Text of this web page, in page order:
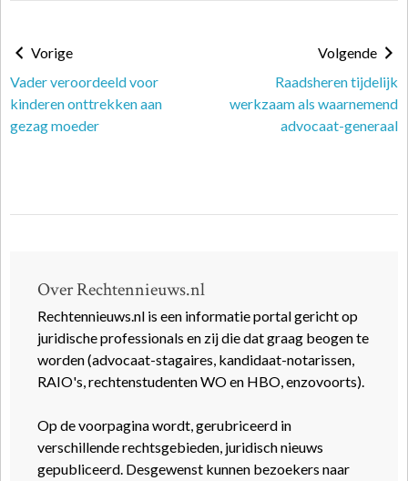
Vorige
Vader veroordeeld voor
kinderen onttrekken aan
gezag moeder
Volgende
Raadsheren tijdelijk
werkzaam als waarnemend
advocaat-generaal
Over Rechtennieuws.nl
Rechtennieuws.nl is een informatie portal gericht op
juridische professionals en zij die dat graag beogen te
worden (advocaat-stagaires, kandidaat-notarissen,
RAIO's, rechtenstudenten WO en HBO, enzovoorts).
Op de voorpagina wordt, gerubriceerd in
verschillende rechtsgebieden, juridisch nieuws
gepubliceerd. Desgewenst kunnen bezoekers naar